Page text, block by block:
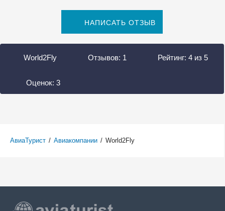
НАПИСАТЬ ОТЗЫВ
World2Fly Отзывов: 1 Рейтинг: 4 из 5
Оценок: 3
АвиаТурист / Авиакомпании / World2Fly